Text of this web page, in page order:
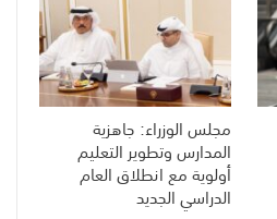
مجلس الوزراء: جاهزية
المدارس وتطوير التعليم
أولوية مع انطلاق العام
الدراسي الجديد